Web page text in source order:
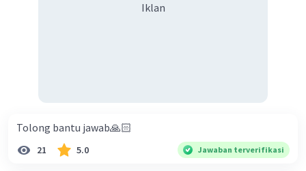
Iklan
Tolong bantu jawab🙏🏻
21 5.0 Jawaban terverifikasi